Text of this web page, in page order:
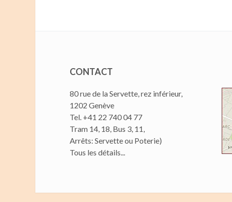
CONTACT
80 rue de la Servette, rez inférieur,
1202 Genève
Tel. +41 22 740 04 77
Tram 14, 18, Bus 3, 11,
Arrêts: Servette ou Poterie)
Tous les détails...